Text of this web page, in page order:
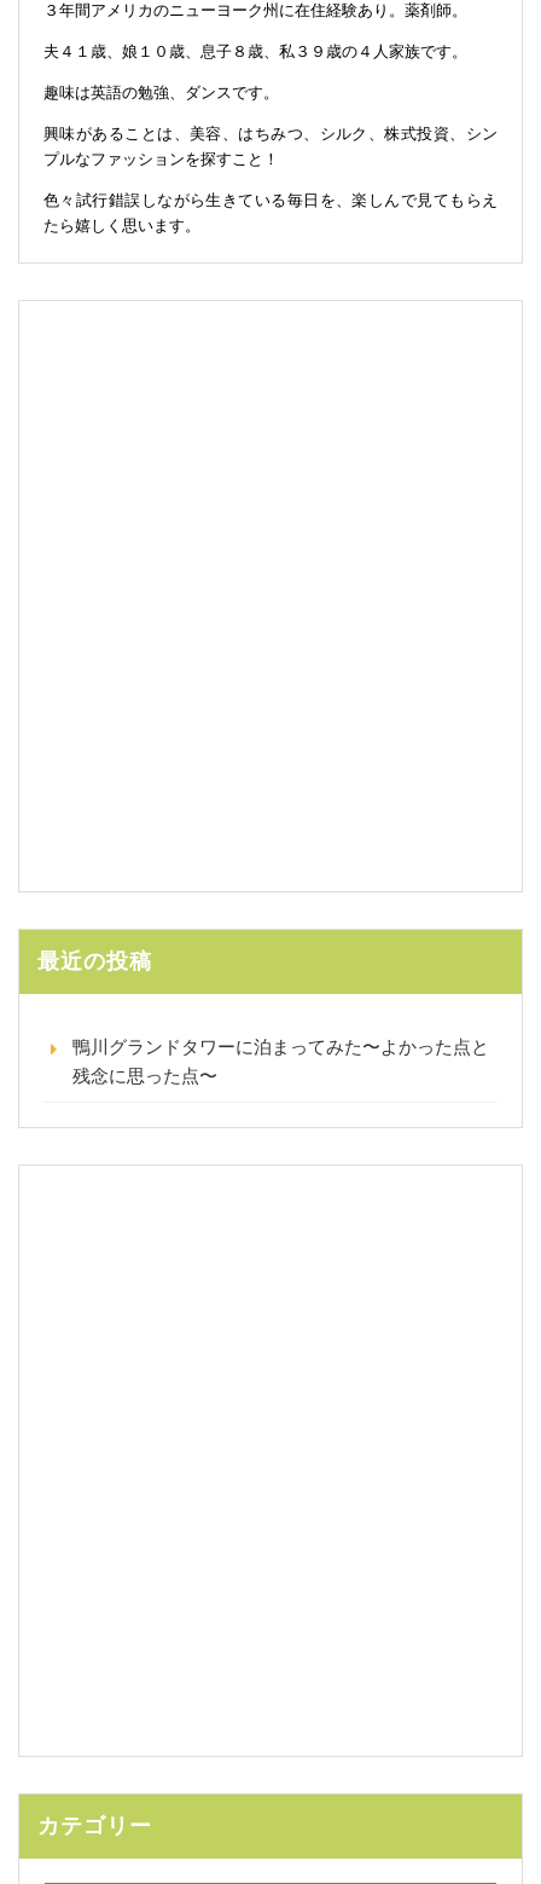
３年間アメリカのニューヨーク州に在住経験あり。薬剤師。
夫４１歳、娘１０歳、息子８歳、私３９歳の４人家族です。
趣味は英語の勉強、ダンスです。
興味があることは、美容、はちみつ、シルク、株式投資、シン
プルなファッションを探すこと！
色々試行錯誤しながら生きている毎日を、楽しんで見てもらえ
たら嬉しく思います。
最近の投稿
鴨川グランドタワーに泊まってみた〜よかった点と
残念に思った点〜
カテゴリー